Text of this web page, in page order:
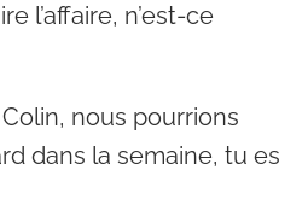
l’affaire, n’est-ce
nous pourrions
dans la semaine, tu es